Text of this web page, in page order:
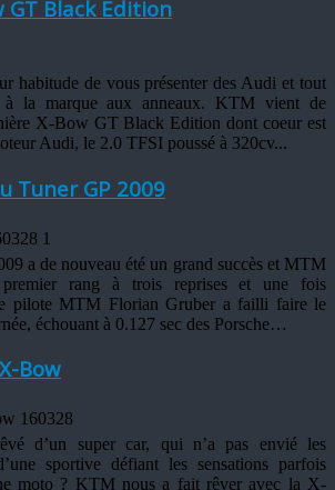
GT Black Edition
habitude de vous présenter des Audi et tout
la marque aux anneaux. KTM vient de
X-Bow GT Black Edition dont coeur est
Audi, le 2.0 TFSI poussé à 320cv...
Tuner GP 2009
a de nouveau été un grand succès et MTM
rang à trois reprises et une fois
pilote MTM Florian Gruber a failli faire le
échouant à 0.127 sec des Porsche…
Bow
d’un super car, qui n’a pas envié les
sportive défiant les sensations parfois
moto ? KTM nous a fait rêver avec la X-